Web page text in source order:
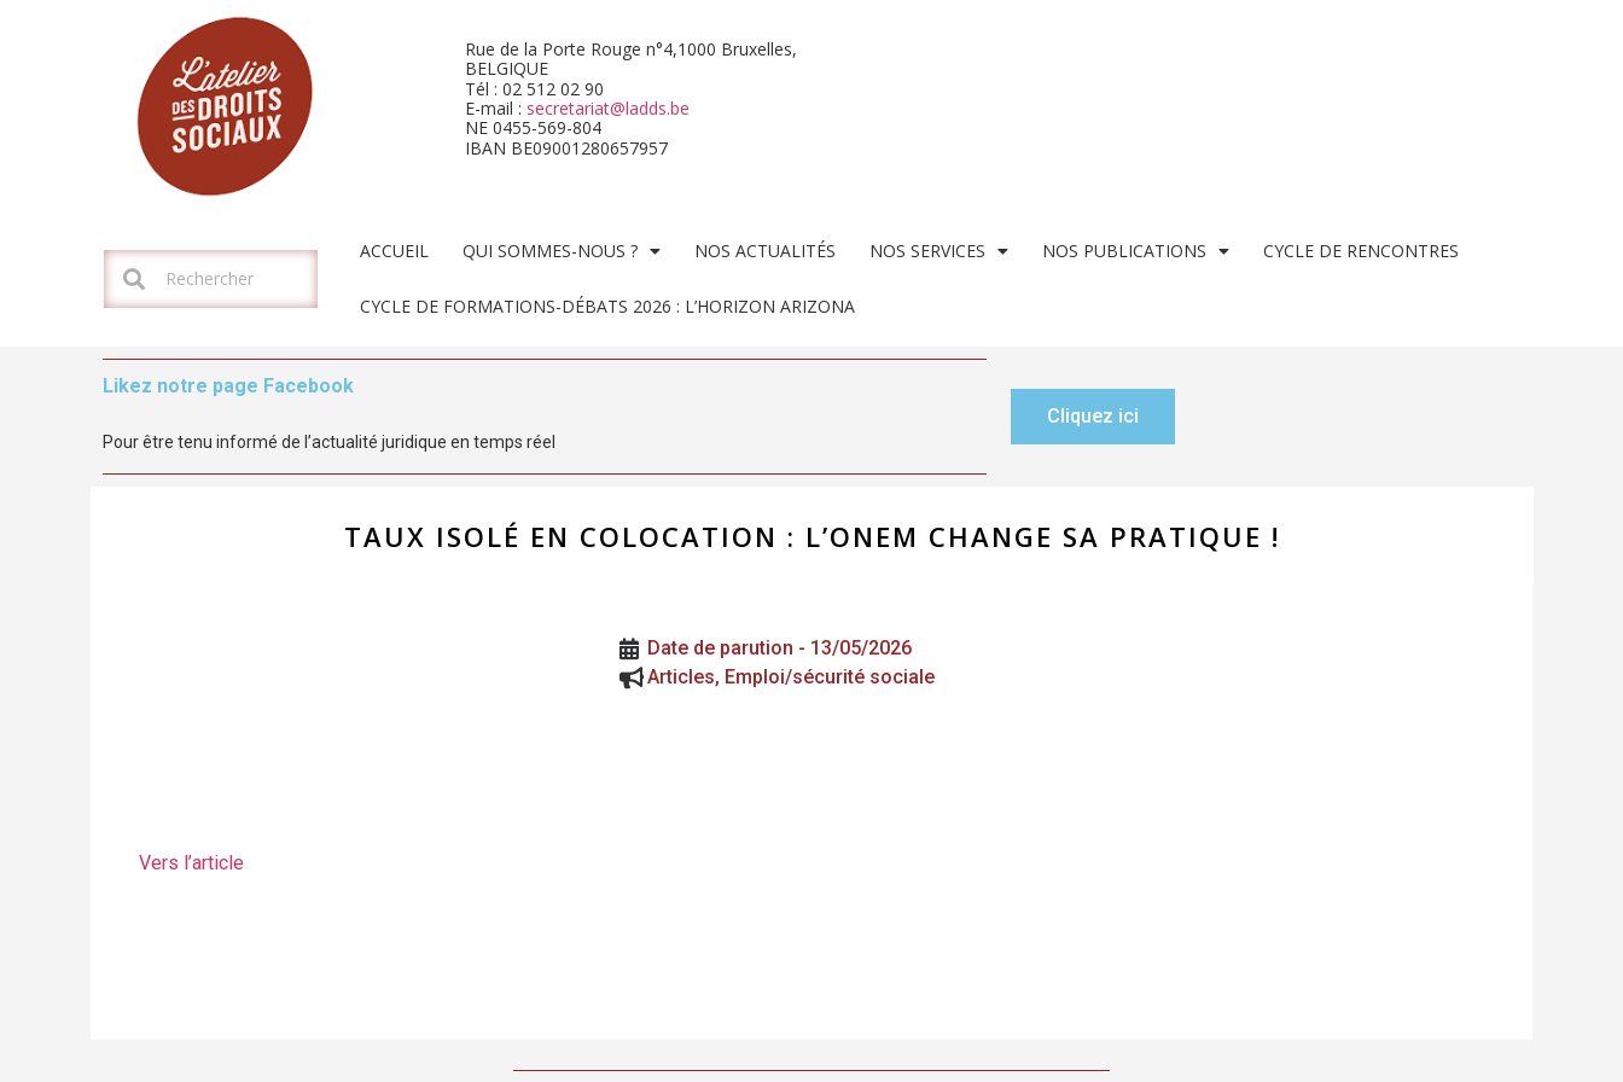
Rue de la Porte Rouge n°4,1000 Bruxelles,
BELGIQUE
Tél : 02 512 02 90
E-mail : secretariat@ladds.be
NE 0455-569-804
IBAN BE09001280657957
ACCUEIL QUI SOMMES-NOUS ? NOS ACTUALITÉS NOS SERVICES NOS PUBLICATIONS CYCLE DE RENCONTRES
CYCLE DE FORMATIONS-DÉBATS 2026 : L’HORIZON ARIZONA
Likez notre page Facebook
Pour être tenu informé de l’actualité juridique en temps réel
Cliquez ici
TAUX ISOLÉ EN COLOCATION : L’ONEM CHANGE SA PRATIQUE !
Date de parution - 13/05/2026
Articles, Emploi/sécurité sociale
Vers l’article